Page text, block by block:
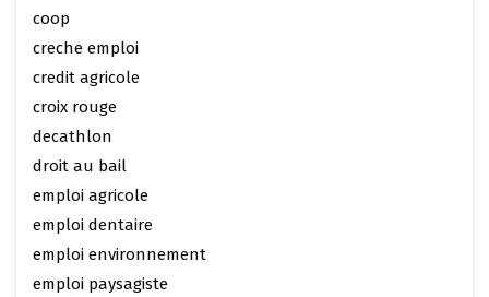
coop
creche emploi
credit agricole
croix rouge
decathlon
droit au bail
emploi agricole
emploi dentaire
emploi environnement
emploi paysagiste